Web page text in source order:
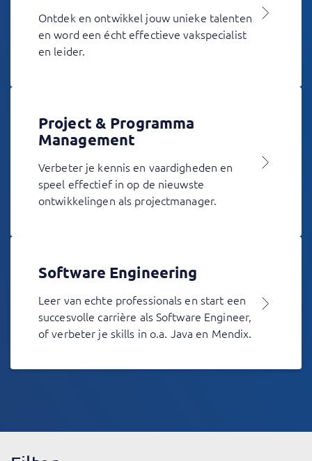
Ontdek en ontwikkel jouw unieke talenten
en word een écht effectieve vakspecialist
en leider.
Project & Programma
Management
Verbeter je kennis en vaardigheden en
speel effectief in op de nieuwste
ontwikkelingen als projectmanager.
Software Engineering
Leer van echte professionals en start een
succesvolle carrière als Software Engineer,
of verbeter je skills in o.a. Java en Mendix.